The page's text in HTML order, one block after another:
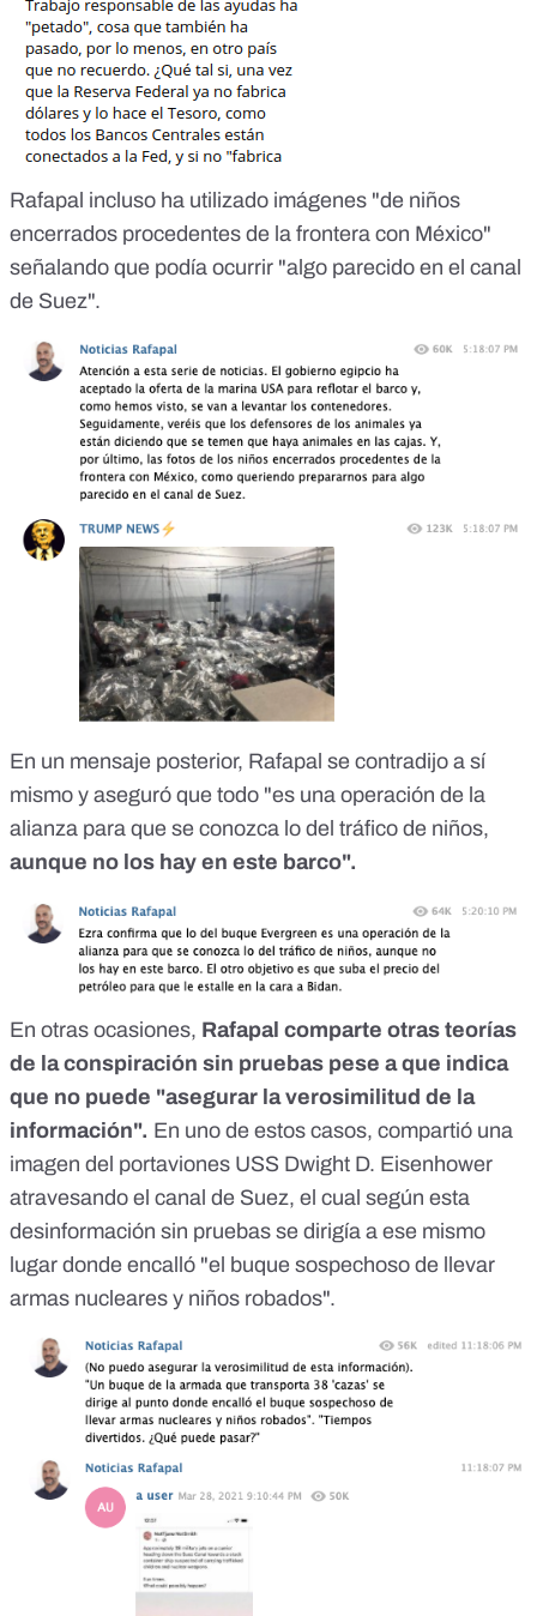
Rafapal incluso ha utilizado imágenes "de niños
encerrados procedentes de la frontera con México"
señalando que podía ocurrir "algo parecido en el canal
de Suez".
En un mensaje posterior, Rafapal se contradijo a sí
mismo y aseguró que todo "es una operación de la
alianza para que se conozca lo del tráfico de niños,
aunque no los hay en este barco".
En otras ocasiones, Rafapal comparte otras teorías
de la conspiración sin pruebas pese a que indica
que no puede "asegurar la verosimilitud de la
información". En uno de estos casos, compartió una
imagen del portaviones USS Dwight D. Eisenhower
atravesando el canal de Suez, el cual según esta
desinformación sin pruebas se dirigía a ese mismo
lugar donde encalló "el buque sospechoso de llevar
armas nucleares y niños robados".